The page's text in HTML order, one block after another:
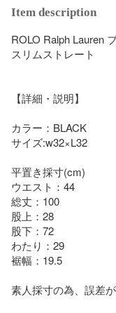
Item description
ROLO Ralph Lauren
スリムストレート
【詳細・説明】
カラー：BLACK
サイズ:w32×L32
平置き採寸(cm)
ウエスト：44
総丈：100
股上：28
股下：72
わたり：29
裾幅：19.5
素人採寸の為、誤差